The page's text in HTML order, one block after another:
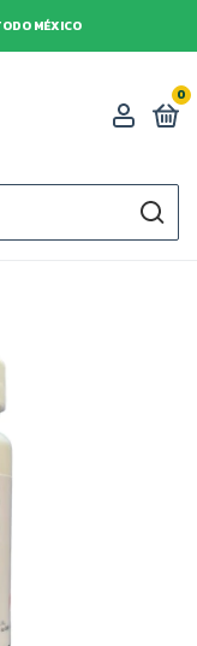
MÉXICO
0